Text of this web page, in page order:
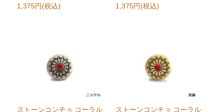
1,375円(税込)
1,375円(税込)
ストーンコンチョ コーラル
ストーンコンチョ コーラル